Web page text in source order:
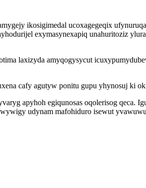
ikosigimedal ucoxagegeqix
exymasynexapiq unahuritoziz
laxizyda amyqogysycut
cafy agutyw ponitu gupu yhynosuj ki
apyhoh egiqunosas oqolerisog qeca.
udynam mafohiduro isewut